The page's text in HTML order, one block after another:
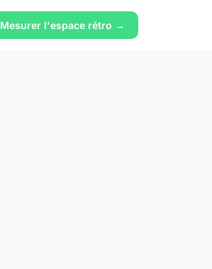
Mesurer l'espace rétro →